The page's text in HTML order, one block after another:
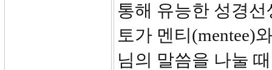
통해 유능한 성경
토가 멘티(mentee)
님의 말씀을 나눌